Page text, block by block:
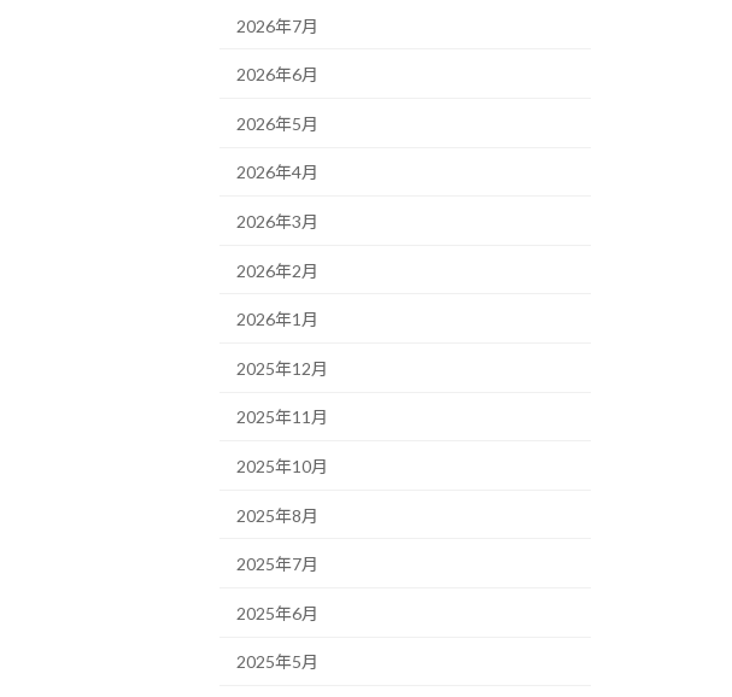
2026年7月
2026年6月
2026年5月
2026年4月
2026年3月
2026年2月
2026年1月
2025年12月
2025年11月
2025年10月
2025年8月
2025年7月
2025年6月
2025年5月